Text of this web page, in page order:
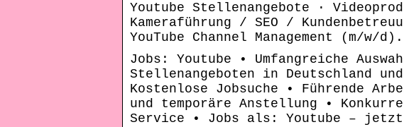
Youtube Stellenangebote ·
Kameraführung / SEO /
YouTube Channel Management (m/w/d).
Jobs: Youtube • Umfangreiche
Stellenangeboten in Deutschland
Kostenlose Jobsuche • Führende
und temporäre Anstellung •
Service • Jobs als: Youtube –